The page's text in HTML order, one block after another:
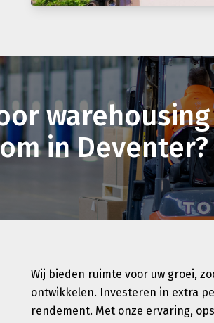
in Deventer?
Wij bieden ruimte voor uw groei,
ontwikkelen. Investeren in extra
rendement. Met onze ervaring,